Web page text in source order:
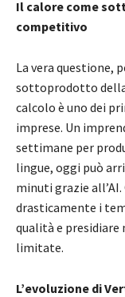
Il calore come
competitivo
La vera questione,
sottoprodotto della
calcolo è uno dei
imprese. Un
settimane per
lingue, oggi può
minuti grazie
drasticamente i
qualità e presidiare
limitate.
L’evoluzione di